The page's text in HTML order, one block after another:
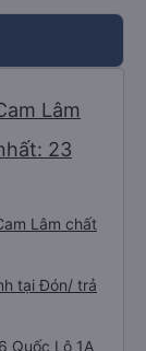
Lâm
23
Lâm chất
tại Đón/ trả
Quốc Lộ 1A